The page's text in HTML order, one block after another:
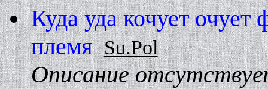
Куда уда кочует очует
племя Su.Pol
Описание